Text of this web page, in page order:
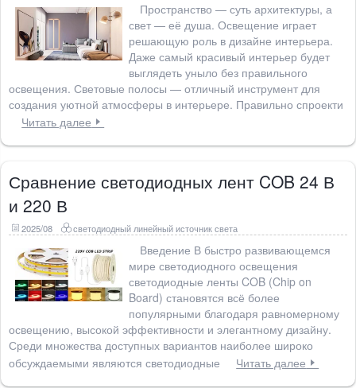
Пространство — суть архитектуры, а
свет — её душа. Освещение играет
решающую роль в дизайне интерьера.
Даже самый красивый интерьер будет
выглядеть уныло без правильного
освещения. Световые полосы — отличный инструмент для
создания уютной атмосферы в интерьере. Правильно спроекти
Читать далее
Сравнение светодиодных лент COB 24 В
и 220 В
2025/08 светодиодный линейный источник света
Введение В быстро развивающемся
мире светодиодного освещения
светодиодные ленты COB (Chip on
Board) становятся всё более
популярными благодаря равномерному
освещению, высокой эффективности и элегантному дизайну.
Среди множества доступных вариантов наиболее широко
обсуждаемыми являются светодиодные
Читать далее